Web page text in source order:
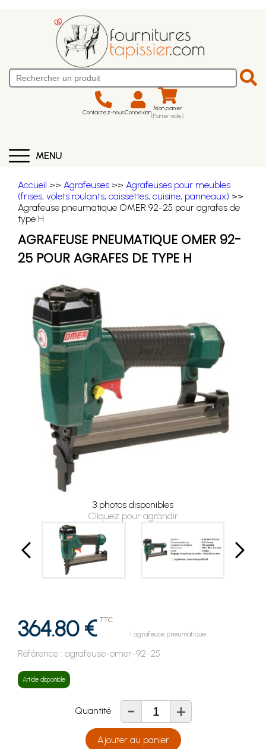
Contactez-nousConnexion Mon panier
(Panier vide)
MENU
Accueil >> Agrafeuses >> Agrafeuses pour meubles
(frises, volets roulants, caissettes, cuisine, panneaux) >>
Agrafeuse pneumatique OMER 92-25 pour agrafes de
type H
AGRAFEUSE PNEUMATIQUE OMER 92-
25 POUR AGRAFES DE TYPE H
3 photos disponibles
Cliquez pour agrandir
364.80 € TTC
1 agrafeuse pneumatique
Référence : agrafeuse-omer-92-25
Article disponible
Quantité - +
Ajouter au panier